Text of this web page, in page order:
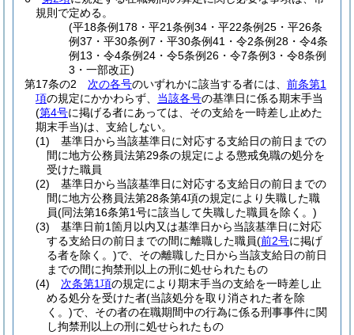
規則で定める。
(平18条例178・平21条例34・平22条例25・平26条
例37・平30条例7・平30条例41・令2条例28・令4条
例13・令4条例24・令5条例26・令7条例3・令8条例
3・一部改正)
第17条の2
次の各号のいずれかに該当する者には、 前条第1
項の規定にかかわらず、 当該各号の基準日に係る期末手当
(第4号に掲げる者にあっては、その支給を一時差し止めた
期末手当)は、支給しない。
(1)
基準日から当該基準日に対応する支給日の前日までの
間に地方公務員法第29条の規定による懲戒免職の処分を
受けた職員
(2)
基準日から当該基準日に対応する支給日の前日までの
間に地方公務員法第28条第4項の規定により失職した職
員(同法第16条第1号に該当して失職した職員を除く。)
(3)
基準日前1箇月以内又は基準日から当該基準日に対応
する支給日の前日までの間に離職した職員(前2号に掲げ
る者を除く。)で、その離職した日から当該支給日の前日
までの間に拘禁刑以上の刑に処せられたもの
(4)
次条第1項の規定により期末手当の支給を一時差し止
める処分を受けた者(当該処分を取り消された者を除
く。)で、その者の在職期間中の行為に係る刑事事件に関
し拘禁刑以上の刑に処せられたもの